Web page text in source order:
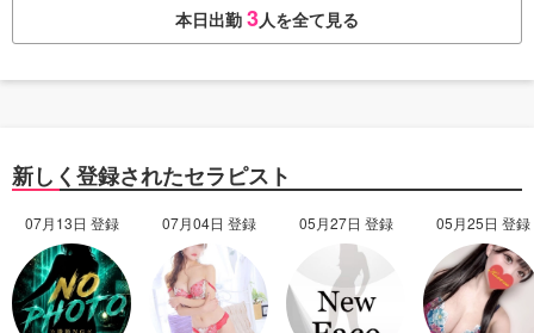
本日出勤 3人を全て見る
新しく登録されたセラピスト
07月13日 登録 07月04日 登録 05月27日 登録 05月25日 登録